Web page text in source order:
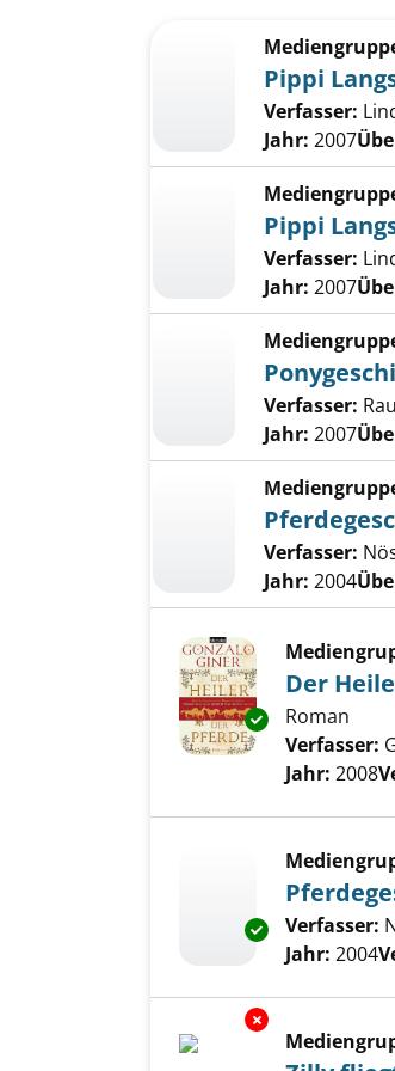
Zu den Suchfiltern springen
Pippi
Verfasser:
Jahr: 2007
Pippi
Verfasser:
Jahr: 2007
Verfasser:
Jahr: 2007
Verfasser:
Jahr: 2004
Exemplar-
Der
Roman
Verfasser:
Jahr: 2008
Exemplar-
Verfasser:
Jahr: 2004
Exemplar-